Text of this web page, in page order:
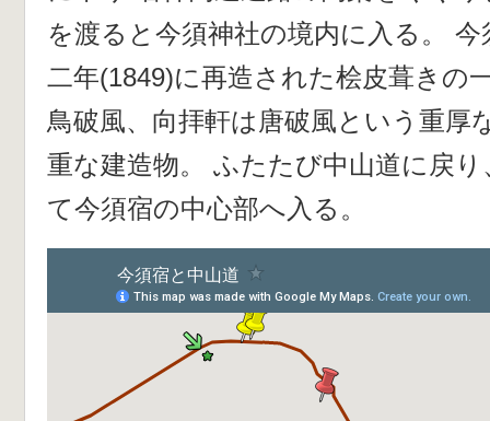
を渡ると今須神社の境内に入る。
二年(1849)に再造された桧皮葺きの
鳥破風、向拝軒は唐破風という重厚
重な建造物。 ふたたび中山道に戻
て今須宿の中心部へ入る。